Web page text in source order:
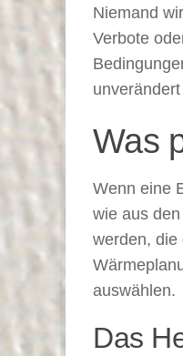
Niemand
Verbote
Was
Wenn eine
wie aus
werden, die
auswählen.
Das